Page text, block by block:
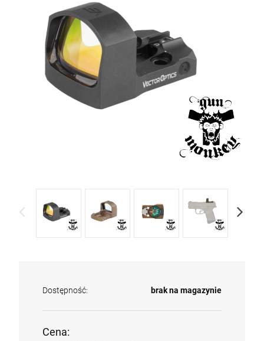
Dostępność: brak na magazynie
Cena: